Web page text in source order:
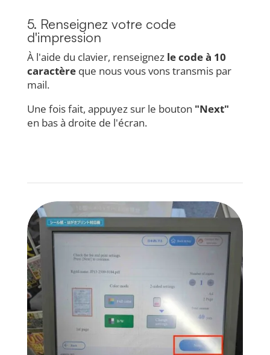
5. Renseignez votre code
d'impression
À l'aide du clavier, renseignez le code à 10
caractèreque nous vous vons transmis par
mail.
Une fois fait, appuyez sur le bouton "Next"
en bas à droite de l'écran.